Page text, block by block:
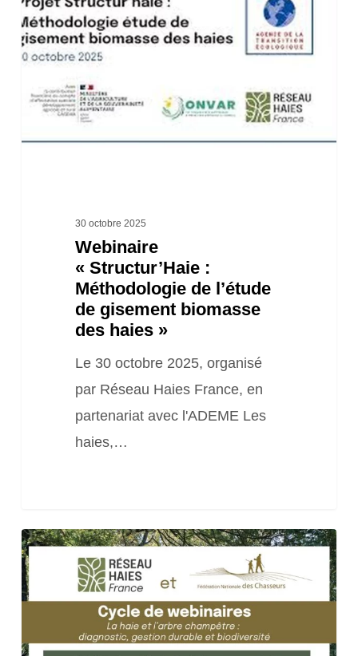
Méthodologie
de
l’étude
gisement
30 octobre 2025
Webinaire
« Structur’Haie :
Méthodologie de l’étude
de gisement biomasse
des haies »
Le 30 octobre 2025, organisé
par Réseau Haies France, en
partenariat avec l'ADEME Les
haies,…
Webinaire
#1
« Le
bocager